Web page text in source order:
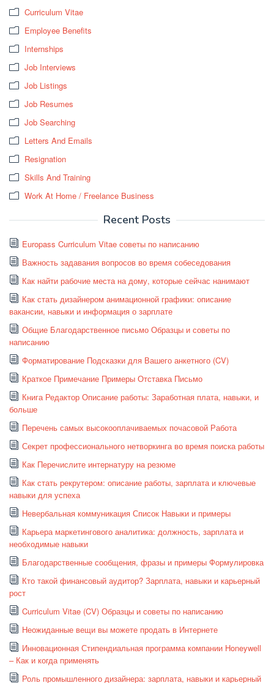
Curriculum Vitae
Employee Benefits
Internships
Job Interviews
Job Listings
Job Resumes
Job Searching
Letters And Emails
Resignation
Skills And Training
Work At Home / Freelance Business
Recent Posts
Europass Curriculum Vitae советы по написанию
Важность задавания вопросов во время собеседования
Как найти рабочие места на дому, которые сейчас нанимают
Как стать дизайнером анимационной графики: описание
вакансии, навыки и информация о зарплате
Общие Благодарственное письмо Образцы и советы по
написанию
Форматирование Подсказки для Вашего анкетного (CV)
Краткое Примечание Примеры Отставка Письмо
Книга Редактор Описание работы: Заработная плата, навыки, и
больше
Перечень самых высокооплачиваемых почасовой Работа
Секрет профессионального нетворкинга во время поиска работы
Как Перечислите интернатуру на резюме
Как стать рекрутером: описание работы, зарплата и ключевые
навыки для успеха
Невербальная коммуникация Список Навыки и примеры
Карьера маркетингового аналитика: должность, зарплата и
необходимые навыки
Благодарственные сообщения, фразы и примеры Формулировка
Кто такой финансовый аудитор? Зарплата, навыки и карьерный
рост
Curriculum Vitae (CV) Образцы и советы по написанию
Неожиданные вещи вы можете продать в Интернете
Инновационная Стипендиальная программа компании Honeywell
– Как и когда применять
Роль промышленного дизайнера: зарплата, навыки и карьерный